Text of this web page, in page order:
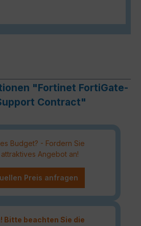
"Fortinet FortiGate-
Contract"
Budget? - Fordern Sie
Angebot an!
Preis anfragen
Bitte beachten Sie die